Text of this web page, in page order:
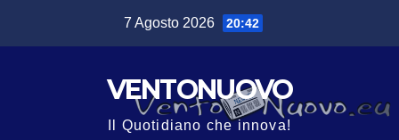
7 Agosto 2026 20:42
VENTONUOVO
Il Quotidiano che innova!